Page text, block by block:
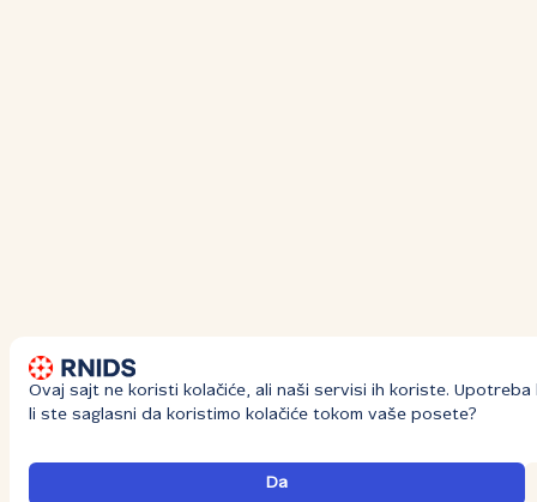
Ovaj sajt ne koristi kolačiće, ali naši servisi ih koriste. Upotreba
li ste saglasni da koristimo kolačiće tokom vaše posete?
Da